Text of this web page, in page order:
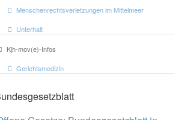
Menschenrechtsverletzungen im Mittelmeer
Unterhalt
Kjh-mov(e)-Infos
Gerichtsmedizin